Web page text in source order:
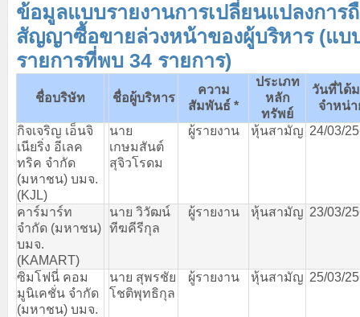
ข้อมูลแบบรายงานการเปลี่ยนแปลงการ
สัญญาซื้อขายล่วงหน้าของผู้บริหาร (แบ
รายการที่พบ 34 รายการ)
ชื่อบริษัท ชื่อผู้บริหาร
ความ
สัมพันธ์ *
ประเภท
หลัก
ทรัพย์
วันที่ได้
จำหน่า
กิจเจริญ เอ็นจิ
เนียริ่ง อีเลค
ทริค จำกัด
(มหาชน) บมจ.
(KJL)
นาย
เกษมสันต์
สุจิวโรดม
ผู้รายงาน หุ้นสามัญ 24/03/
คาร์มาร์ท
จำกัด (มหาชน)
บมจ.
(KAMART)
นาย วิวัฒน์
ทีฆคีรีกุล
ผู้รายงาน หุ้นสามัญ 23/03/
ซิมโฟนี่ คอม
มูนิเคชั่น จำกัด
(มหาชน) บมจ.
นาย สุพรชัย
โชติพุทธิกุล
ผู้รายงาน หุ้นสามัญ 25/03/